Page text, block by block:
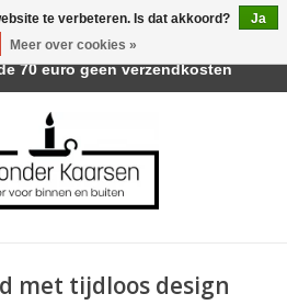
met tijdloos design
te verbeteren. Is dat akkoord?
Ja
Meer over cookies »
Woon & Cadeau | Belvederelaan
70 euro geen verzendkosten